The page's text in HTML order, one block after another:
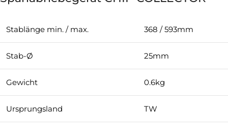
Stablänge min. / max. 368 / 593mm
Stab-Ø 25mm
Gewicht 0.6kg
Ursprungsland TW